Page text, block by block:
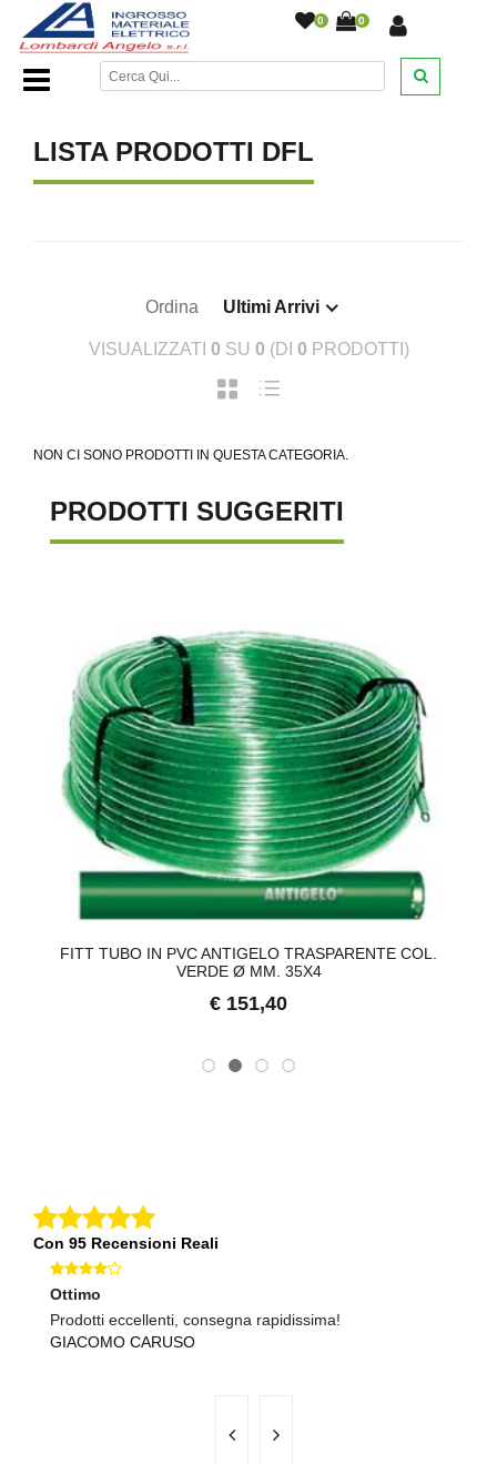
0 0
Home Page/
LISTA PRODOTTI DFL
Ordina Ultimi Arrivi
VISUALIZZATI 0 SU 0 (DI 0 PRODOTTI)
NON CI SONO PRODOTTI IN QUESTA CATEGORIA.
PRODOTTI SUGGERITI
FITT TUBO IN PVC ANTIGELO TRASPARENTE COL.
VERDE Ø MM. 35X4
€ 151,40
Con 95 Recensioni Reali
Ottimo
Prodotti eccellenti, consegna rapidissima!
GIACOMO CARUSO